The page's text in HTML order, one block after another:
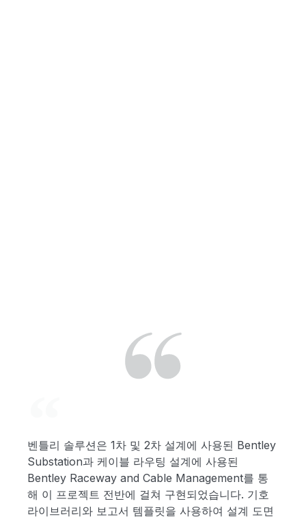
벤틀리 솔루션은 1차 및 2차 설계에 사용된 Bentley
Substation과 케이블 라우팅 설계에 사용된
Bentley Raceway and Cable Management를 통
해 이 프로젝트 전반에 걸쳐 구현되었습니다. 기호
라이브러리와 보고서 템플릿을 사용하여 설계 도면